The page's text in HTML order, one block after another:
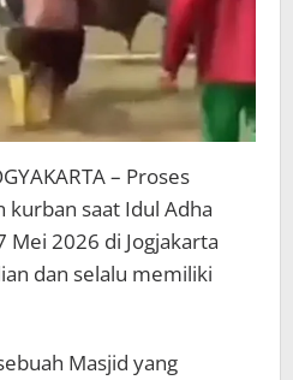
– Proses
saat Idul Adha
Mei 2026 di Jogjakarta
dan selalu memiliki
Masjid yang